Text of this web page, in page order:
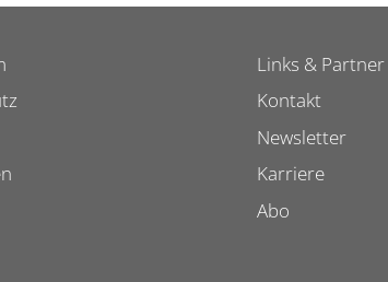
Links & Partner
Kontakt
Newsletter
Karriere
Abo